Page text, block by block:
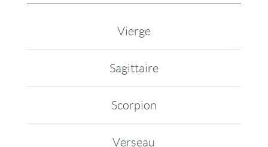
Vierge
Sagittaire
Scorpion
Verseau